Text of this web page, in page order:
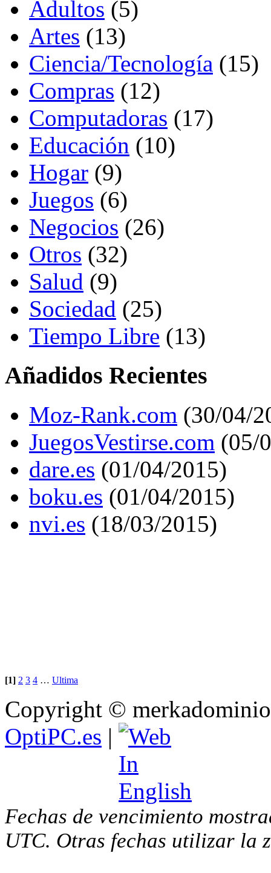
Adultos (5)
Artes (13)
Ciencia/Tecnología (15)
Compras (12)
Computadoras (17)
Educación (10)
Hogar (9)
Juegos (6)
Negocios (26)
Otros (32)
Salud (9)
Sociedad (25)
Tiempo Libre (13)
Añadidos Recientes
Moz-Rank.com (30/04/
JuegosVestirse.com (05/
dare.es (01/04/2015)
boku.es (01/04/2015)
nvi.es (18/03/2015)
[1] 2 3 4 … Ultima
Copyright ©
OptiPC.es |
Fechas de vencimiento
UTC. Otras fechas utilizar la